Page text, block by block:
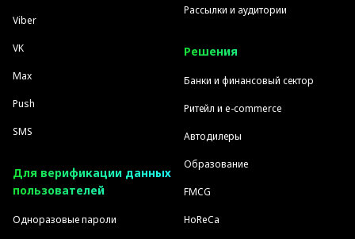
Viber
VK
Max
Push
SMS
Для верификации данных
пользователей
Одноразовые пароли
Рассылки и аудитории
Решения
Банки и финансовый сектор
Ритейл и e-commerce
Автодилеры
Образование
FMCG
HoReCa